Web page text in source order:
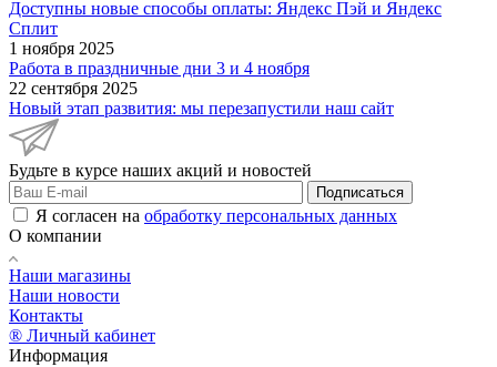
Доступны новые способы оплаты: Яндекс Пэй и Яндекс
Сплит
1 ноября 2025
Работа в праздничные дни 3 и 4 ноября
22 сентября 2025
Новый этап развития: мы перезапустили наш сайт
Будьте в курсе наших акций и новостей
Подписаться
Я согласен на обработку персональных данных
О компании
Наши магазины
Наши новости
Контакты
® Личный кабинет
Информация